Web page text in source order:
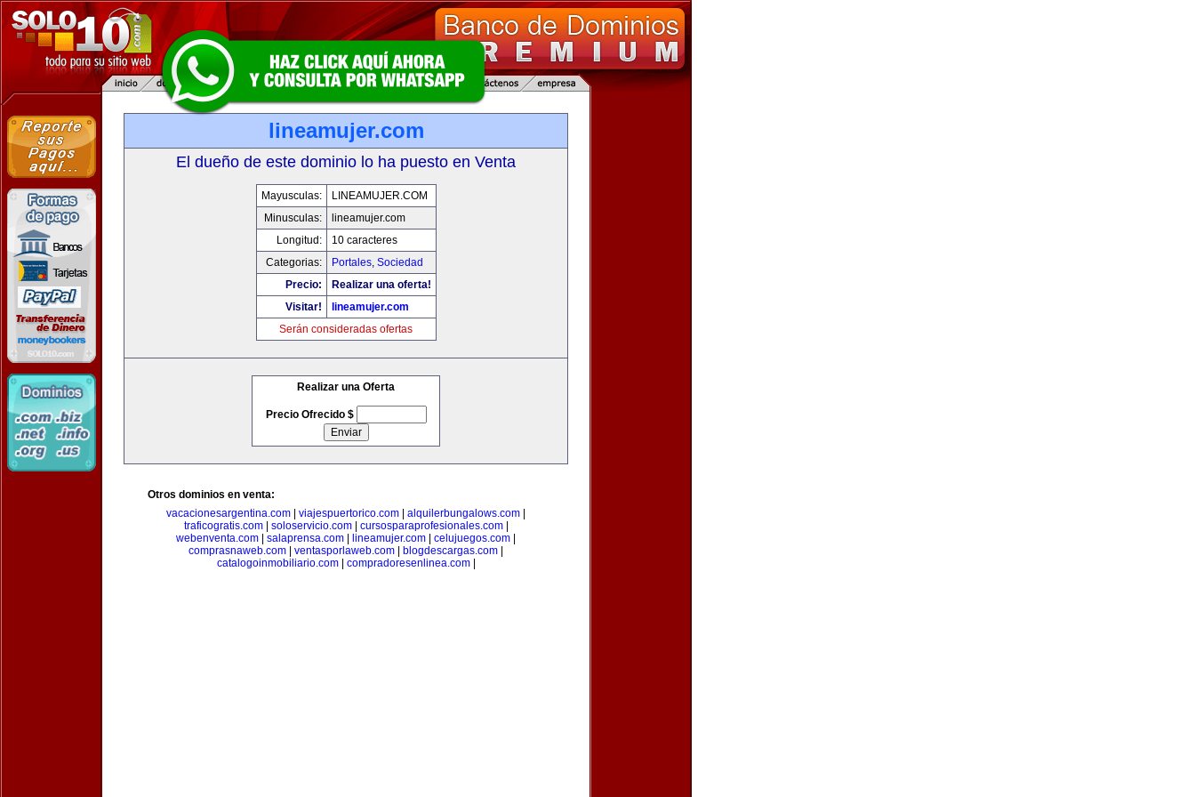
lineamujer.com
El dueño de este dominio lo ha puesto en Venta
Mayusculas:
LINEAMUJER.COM
Minusculas:
lineamujer.com
Longitud:
10 caracteres
Categorias:
Portales, Sociedad
Precio:
Realizar una oferta!
Visitar!
lineamujer.com
Serán consideradas ofertas
Realizar una Oferta
Precio Ofrecido $
Otros dominios en venta:
vacacionesargentina.com
viajespuertorico.com alquilerbungalows.com
traficogratis.com| soloservicio.com| cursosparaprofesionales.com|
webenventa.com
salaprensa.com lineamujer.com celujuegos.com
comprasnaweb.com
ventasporlaweb.com blogdescargas.com
catalogoinmobiliario.com| compradoresenlinea.com|